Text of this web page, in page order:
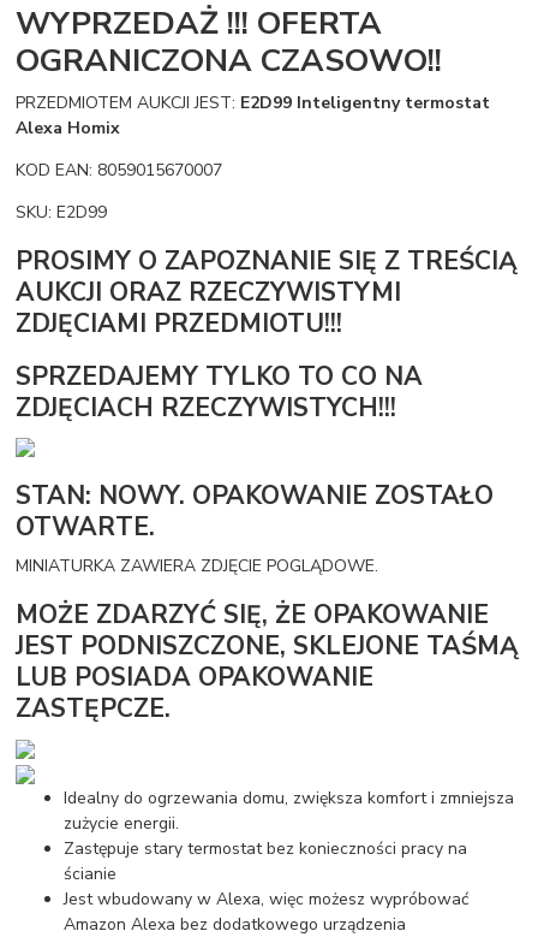
WYPRZEDAŻ !!! OFERTA
OGRANICZONA CZASOWO!!
PRZEDMIOTEM AUKCJI JEST: E2D99 Inteligentny termostat
Alexa Homix
KOD EAN: 8059015670007
SKU: E2D99
PROSIMY O ZAPOZNANIE SIĘ Z TREŚCIĄ
AUKCJI ORAZ RZECZYWISTYMI
ZDJĘCIAMI PRZEDMIOTU!!!
SPRZEDAJEMY TYLKO TO CO NA
ZDJĘCIACH RZECZYWISTYCH!!!
STAN: NOWY. OPAKOWANIE ZOSTAŁO
OTWARTE.
MINIATURKA ZAWIERA ZDJĘCIE POGLĄDOWE.
MOŻE ZDARZYĆ SIĘ, ŻE OPAKOWANIE
JEST PODNISZCZONE, SKLEJONE TAŚMĄ
LUB POSIADA OPAKOWANIE
ZASTĘPCZE.
Idealny do ogrzewania domu, zwiększa komfort i zmniejsza
zużycie energii.
Zastępuje stary termostat bez konieczności pracy na
ścianie
Jest wbudowany w Alexa, więc możesz wypróbować
Amazon Alexa bez dodatkowego urządzenia